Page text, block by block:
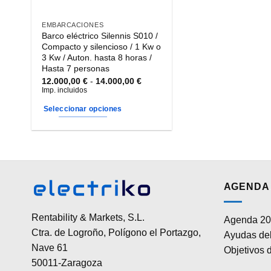
EMBARCACIONES
Barco eléctrico Silennis S010 /
Compacto y silencioso / 1 Kw o
3 Kw / Auton. hasta 8 horas /
Hasta 7 personas
12.000,00€ - 14.000,00€Rango
14.000,00 €
Imp. incluidos
Seleccionar opciones
variantes.
Las
se
pueden
elegir
en
Rentability & Markets, S.L.
Ctra. de Logroño, Polígono el Portazgo,
Nave 61
50011-Zaragoza
AGENDA
Agenda
Ayudas
Objetivos